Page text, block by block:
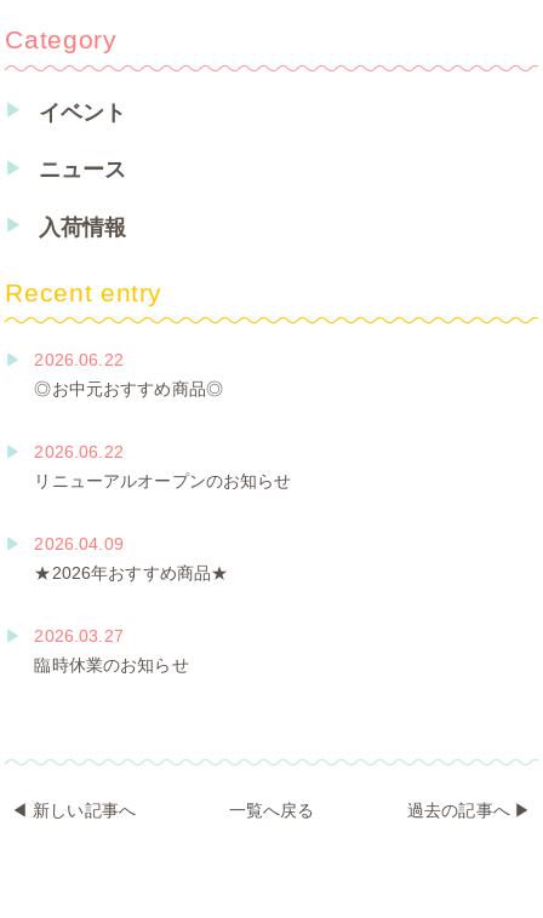
Category
イベント
ニュース
入荷情報
Recent entry
2026.06.22
◎お中元おすすめ商品◎
2026.06.22
リニューアルオープンのお知らせ
2026.04.09
★2026年おすすめ商品★
2026.03.27
臨時休業のお知らせ
◀︎ 新しい記事へ 一覧へ戻る 過去の記事へ ▶